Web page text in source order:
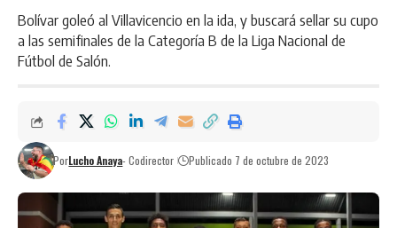
Bolívar goleó al Villavicencio en la ida, y buscará sellar su cupo
a las semifinales de la Categoría B de la Liga Nacional de
Fútbol de Salón.
PorLucho Anaya- Codirector Publicado 7 de octubre de 2023